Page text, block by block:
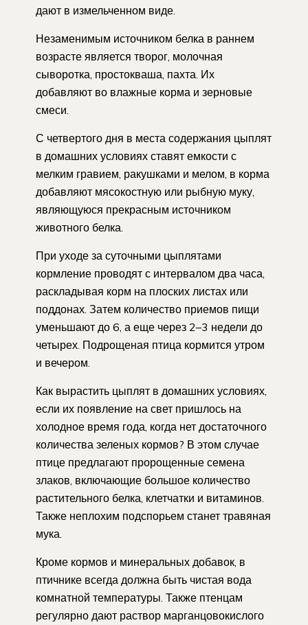
дают в измельченном виде.
Незаменимым источником белка в раннем
возрасте является творог, молочная
сыворотка, простокваша, пахта. Их
добавляют во влажные корма и зерновые
смеси.
С четвертого дня в места содержания цыплят
в домашних условиях ставят емкости с
мелким гравием, ракушками и мелом, в корма
добавляют мясокостную или рыбную муку,
являющуюся прекрасным источником
животного белка.
При уходе за суточными цыплятами
кормление проводят с интервалом два часа,
раскладывая корм на плоских листах или
поддонах. Затем количество приемов пищи
уменьшают до 6, а еще через 2–3 недели до
четырех. Подрощеная птица кормится утром
и вечером.
Как вырастить цыплят в домашних условиях,
если их появление на свет пришлось на
холодное время года, когда нет достаточного
количества зеленых кормов? В этом случае
птице предлагают пророщенные семена
злаков, включающие большое количество
растительного белка, клетчатки и витаминов.
Также неплохим подспорьем станет травяная
мука.
Кроме кормов и минеральных добавок, в
птичнике всегда должна быть чистая вода
комнатной температуры. Также птенцам
регулярно дают раствор марганцовокислого